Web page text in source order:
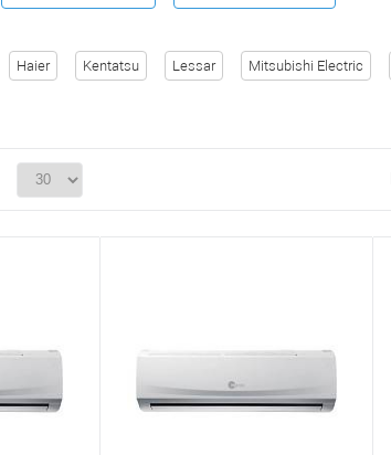
Haier Kentatsu Lessar Mitsubishi Electric